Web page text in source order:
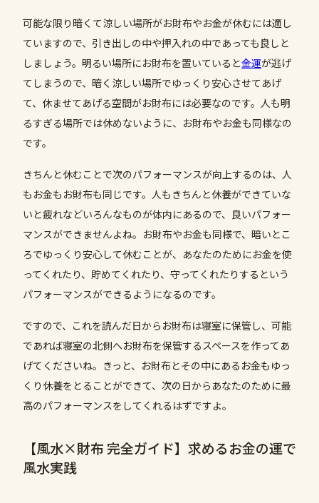
可能な限り暗くて涼しい場所がお財布やお金が休むには適し
ていますので、引き出しの中や押入れの中であっても良しと
しましょう。明るい場所にお財布を置いていると金運が逃げ
てしまうので、暗く涼しい場所でゆっくり安心させてあげ
て、休ませてあげる空間がお財布には必要なのです。人も明
るすぎる場所では休めないように、お財布やお金も同様なの
です。
きちんと休むことで次のパフォーマンスが向上するのは、人
もお金もお財布も同じです。人もきちんと休養ができていな
いと疲れなどいろんなものが体内にあるので、良いパフォー
マンスができませんよね。お財布やお金も同様で、暗いとこ
ろでゆっくり安心して休むことが、あなたのためにお金を使
ってくれたり、貯めてくれたり、守ってくれたりするという
パフォーマンスができるようになるのです。
ですので、これを読んだ日からお財布は寝室に保管し、可能
であれば寝室の北側へお財布を保管するスペースを作ってあ
げてくださいね。きっと、お財布とその中にあるお金もゆっ
くり休養をとることができて、次の日からあなたのために最
高のパフォーマンスをしてくれるはずですよ。
【風水×財布 完全ガイド】求めるお金の運で
風水実践